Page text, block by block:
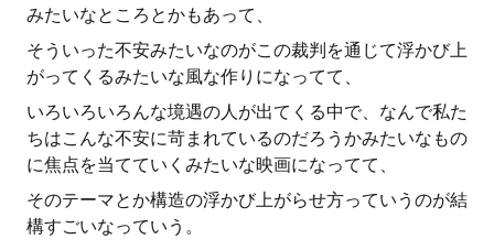
みたいなところとかもあって、
そういった不安みたいなのがこの裁判を通じて浮かび上
がってくるみたいな風な作りになってて、
いろいろいろんな境遇の人が出てくる中で、なんで私た
ちはこんな不安に苛まれているのだろうかみたいなもの
に焦点を当てていくみたいな映画になってて、
そのテーマとか構造の浮かび上がらせ方っていうのが結
構すごいなっていう。